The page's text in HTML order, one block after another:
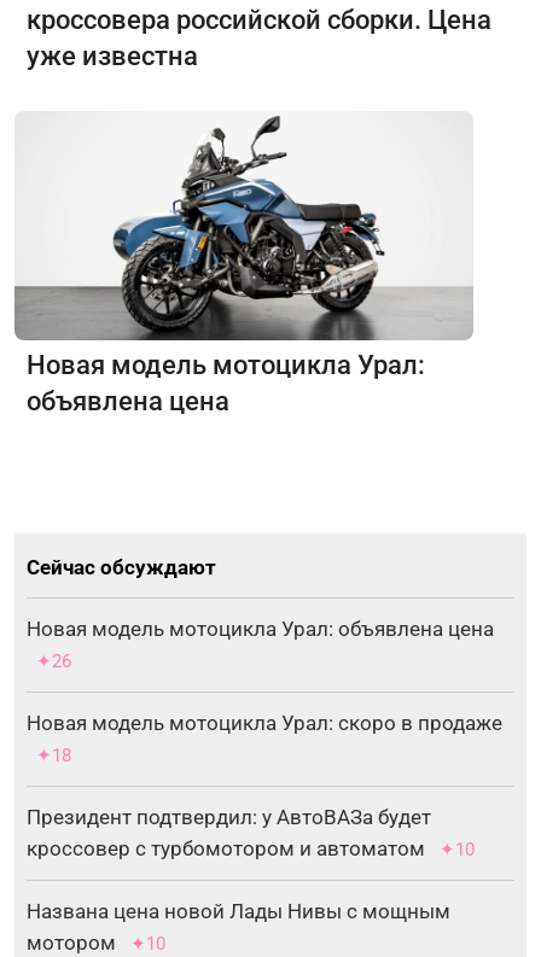
кроссовера российской сборки. Цена
уже известна
Новая модель мотоцикла Урал:
объявлена цена
Сейчас обсуждают
Новая модель мотоцикла Урал: объявлена цена
✦26
Новая модель мотоцикла Урал: скоро в продаже
✦18
Президент подтвердил: у АвтоВАЗа будет
кроссовер с турбомотором и автоматом
✦10
Названа цена новой Лады Нивы с мощным
мотором
✦10